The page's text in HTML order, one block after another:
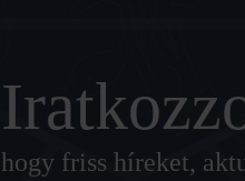
hogy friss híreket,